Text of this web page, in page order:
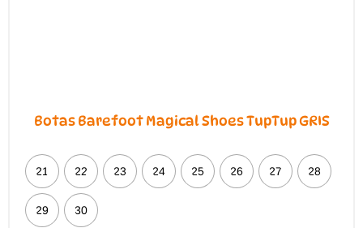
Botas Barefoot Magical Shoes TupTup GRIS
21 22 23 24 25 26 27 28
29 30